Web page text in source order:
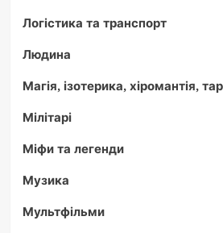
Логістика та транспорт
Людина
Магія, ізотерика, хіромантія,
Мілітарі
Міфи та легенди
Музика
Мультфільми